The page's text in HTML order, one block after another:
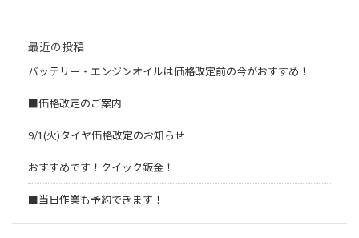
最近の投稿
バッテリー・エンジンオイルは価格改定前の今がおすすめ！
■価格改定のご案内
9/1(火)タイヤ価格改定のお知らせ
おすすめです！クイック鈑金！
■当日作業も予約できます！